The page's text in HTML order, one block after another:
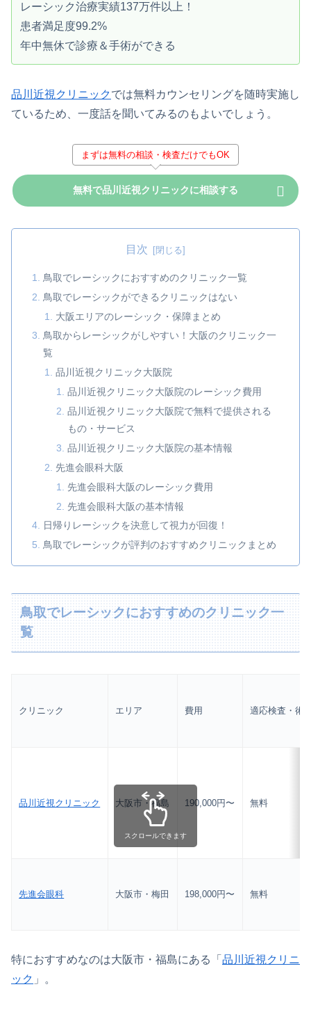
レーシック治療実績137万件以上！
患者満足度99.2%
年中無休で診療＆手術ができる
品川近視クリニックでは無料カウンセリングを随時実施し
ているため、一度話を聞いてみるのもよいでしょう。
まずは無料の相談・検査だけでもOK
無料で品川近視クリニックに相談する
目次
鳥取でレーシックにおすすめのクリニック一覧
鳥取でレーシックができるクリニックはない
大阪エリアのレーシック・保障まとめ
鳥取からレーシックがしやすい！大阪のクリニック一
覧
品川近視クリニック大阪院
品川近視クリニック大阪院のレーシック費用
品川近視クリニック大阪院で無料で提供される
もの・サービス
品川近視クリニック大阪院の基本情報
先進会眼科大阪
先進会眼科大阪のレーシック費用
先進会眼科大阪の基本情報
日帰りレーシックを決意して視力が回復！
鳥取でレーシックが評判のおすすめクリニックまとめ
鳥取でレーシックにおすすめのクリニック一
覧
クリニック エリア 費用 適応検査・術
品川近視クリニック 大阪市・福島 190,000円〜 無料
先進会眼科 大阪市・梅田 198,000円〜 無料
スクロールできます
特におすすめなのは大阪市・福島にある「 品川近視クリニ
ック 」。